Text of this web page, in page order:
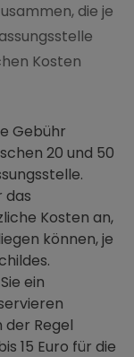
die je
Kosten
Gebühr
20 und 50
das
Kosten an,
können, je
ein
Regel
15 Euro für die